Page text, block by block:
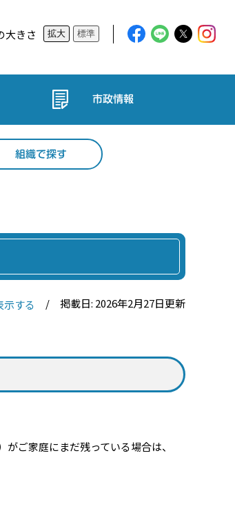
大きさ 拡大 標準
市政情報
組織で探す
示する 掲載日: 2026年2月27日更新
ご家庭にまだ残っている場合は、